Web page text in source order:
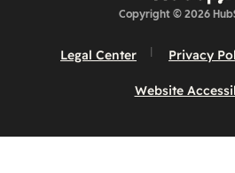
Copyright © 2026
Legal Center Privacy
Website